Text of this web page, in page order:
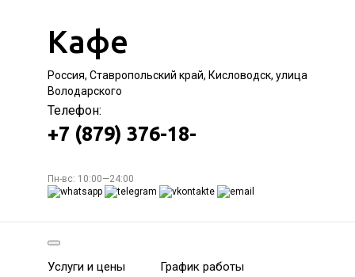
Кафе
Россия, Ставропольский край, Кисловодск, улица
Володарского
Телефон:
+7 (879) 376-18-
Пн-вс: 10:00—24:00
Услуги и цены График работы